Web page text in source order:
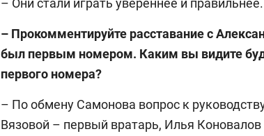
– Они стали играть увереннее и правильнее.
– Прокомментируйте расставание с
был первым номером. Каким вы видите
первого номера?
– По обмену Самонова вопрос к
Вязовой – первый вратарь, Илья